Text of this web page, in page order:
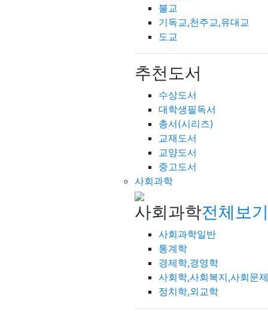
불교
기독교,천주교,유대교
도교
추천도서
수상도서
대학생필독서
총서(시리즈)
교재도서
교양도서
중고도서
사회과학
사회과학전체보
사회과학일반
통계학
경제학,경영학
사회학,사회복지,사회문제
정치학,외교학